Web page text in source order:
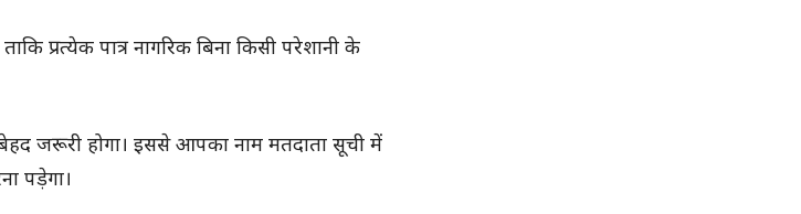
प्रत्येक पात्र नागरिक बिना किसी परेशानी के
जरूरी होगा। इससे आपका नाम मतदाता सूची में
पड़ेगा।